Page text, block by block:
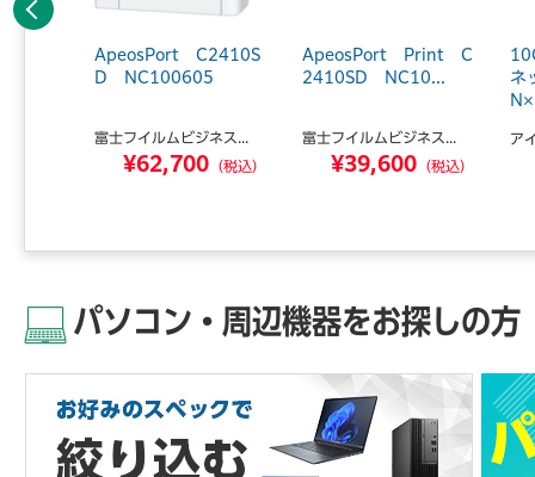
ApeosPort C2410S
D NC100605
富士フイルムビジネス...
¥62,700 （税込）
ApeosPort Print C
2410SD NC10...
富士フイルムビジネス...
¥39,600 （税込）
ネ
ア
前へ
パソコン・周辺機器をお探しの方